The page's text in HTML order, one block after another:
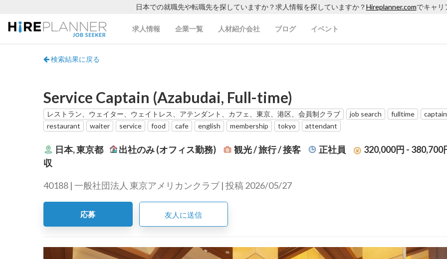
日本での就職先や転職先を探していますか？求人情報を探していますか？Hireplanner.comでキャリ
求人情報 企業一覧 人材紹介会社 ブログ イベント
検索結果に戻る
Service Captain (Azabudai, Full-time)
レストラン、ウェイター、ウェイトレス、アテンダント、カフェ、東京、港区、会員制クラブ job search fulltime
captain
restaurant
waiter service food cafe english membership tokyo attendant
日本, 東京都 出社のみ (オフィス勤務) 観光 / 旅行 / 接客 正社員
320,000円 - 380,700
収
40188 | 一般社団法人 東京アメリカンクラブ | 投稿 2026/05/27
応募 友人に送信